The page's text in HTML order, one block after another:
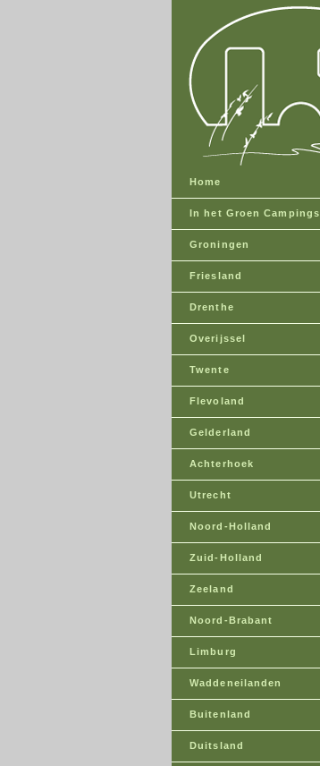
Home
In het Groen Campings
Groningen
Friesland
Drenthe
Overijssel
Twente
Flevoland
Gelderland
Achterhoek
Utrecht
Noord-Holland
Zuid-Holland
Zeeland
Noord-Brabant
Limburg
Waddeneilanden
Buitenland
Duitsland